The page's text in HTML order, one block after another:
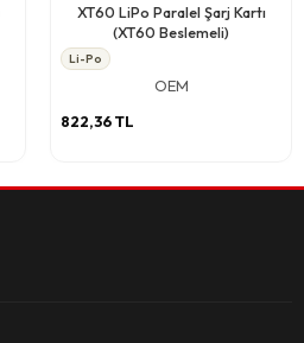
XT60 LiPo Paralel Şarj Kartı
(XT60 Beslemeli)
Li-Po
OEM
822,36 TL